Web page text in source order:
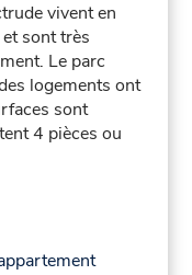
vivent en
sont très
Le parc
logements ont
sont
4 pièces ou